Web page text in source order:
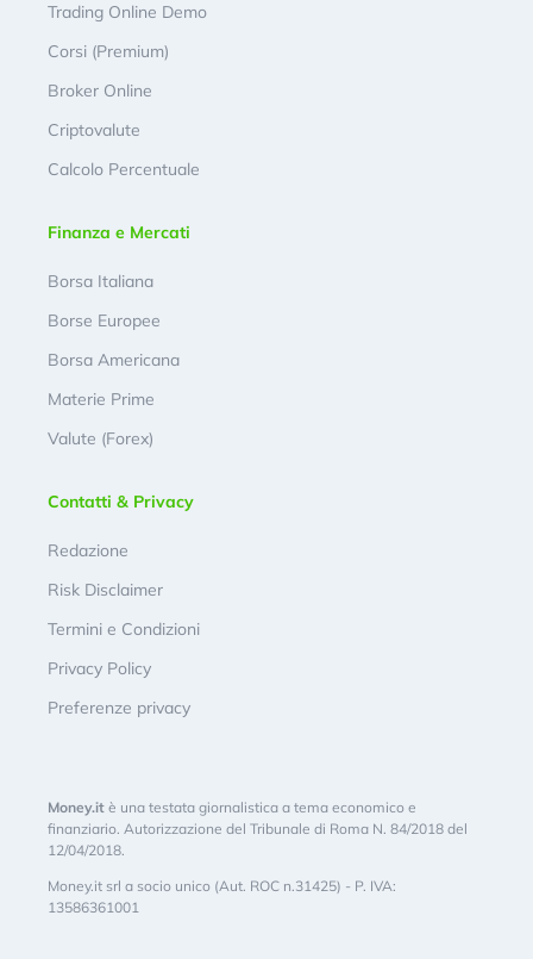
Trading Online Demo
Corsi (Premium)
Broker Online
Criptovalute
Calcolo Percentuale
Finanza e Mercati
Borsa Italiana
Borse Europee
Borsa Americana
Materie Prime
Valute (Forex)
Contatti & Privacy
Redazione
Risk Disclaimer
Termini e Condizioni
Privacy Policy
Preferenze privacy
Money.it è una testata giornalistica a tema economico e
finanziario. Autorizzazione del Tribunale di Roma N. 84/2018 del
12/04/2018.
Money.it srl a socio unico (Aut. ROC n.31425) - P. IVA:
13586361001